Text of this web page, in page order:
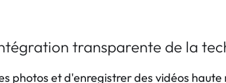
transparente de la
photos et d'enregistrer des vidéos haute